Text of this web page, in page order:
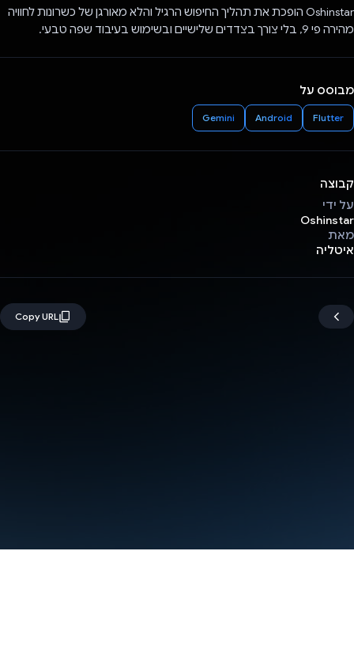
Oshinstar הופכת את תהליך החיפוש הרגיל והלא מאורגן של כשרונות לחוויה
מהירה פי 9, בלי צורך בצדדים שלישיים ובשימוש בעיבוד שפה טבעי.
מבוסס על
Flutter
Android
Gemini
קבוצה
על ידי
Oshinstar
מאת
איטליה